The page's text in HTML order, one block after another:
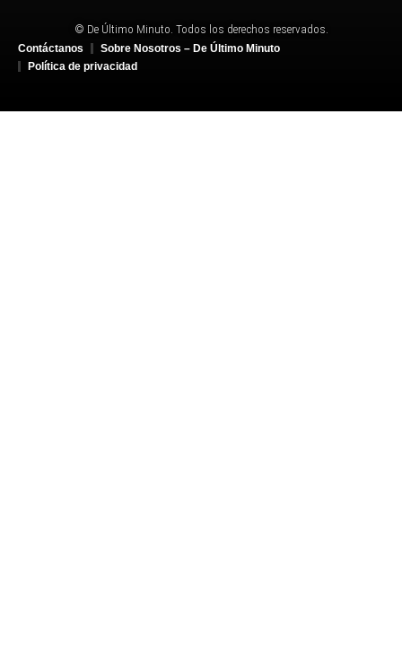
© De Último Minuto. Todos los derechos reservados.
Contáctanos
Sobre Nosotros – De Último Minuto
Política de privacidad